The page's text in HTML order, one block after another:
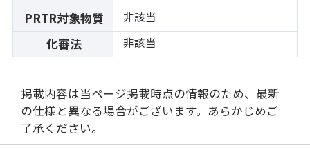
PRTR対象物質 非該当
化審法 非該当
掲載内容は当ページ掲載時点の情報のため、最新
の仕様と異なる場合がございます。あらかじめご
了承ください。